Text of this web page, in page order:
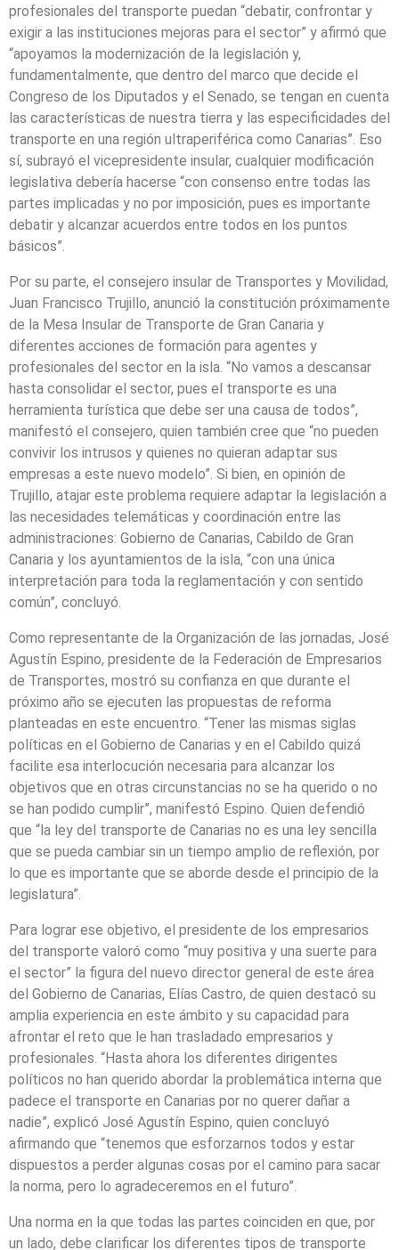
profesionales del transporte puedan “debatir, confrontar y
exigir a las instituciones mejoras para el sector” y afirmó que
“apoyamos la modernización de la legislación y,
fundamentalmente, que dentro del marco que decide el
Congreso de los Diputados y el Senado, se tengan en cuenta
las características de nuestra tierra y las especificidades del
transporte en una región ultraperiférica como Canarias”. Eso
sí, subrayó el vicepresidente insular, cualquier modificación
legislativa debería hacerse “con consenso entre todas las
partes implicadas y no por imposición, pues es importante
debatir y alcanzar acuerdos entre todos en los puntos
básicos”.
Por su parte, el consejero insular de Transportes y Movilidad,
Juan Francisco Trujillo, anunció la constitución próximamente
de la Mesa Insular de Transporte de Gran Canaria y
diferentes acciones de formación para agentes y
profesionales del sector en la isla. “No vamos a descansar
hasta consolidar el sector, pues el transporte es una
herramienta turística que debe ser una causa de todos”,
manifestó el consejero, quien también cree que “no pueden
convivir los intrusos y quienes no quieran adaptar sus
empresas a este nuevo modelo”. Si bien, en opinión de
Trujillo, atajar este problema requiere adaptar la legislación a
las necesidades telemáticas y coordinación entre las
administraciones: Gobierno de Canarias, Cabildo de Gran
Canaria y los ayuntamientos de la isla, “con una única
interpretación para toda la reglamentación y con sentido
común”, concluyó.
Como representante de la Organización de las jornadas, José
Agustín Espino, presidente de la Federación de Empresarios
de Transportes, mostró su confianza en que durante el
próximo año se ejecuten las propuestas de reforma
planteadas en este encuentro. “Tener las mismas siglas
políticas en el Gobierno de Canarias y en el Cabildo quizá
facilite esa interlocución necesaria para alcanzar los
objetivos que en otras circunstancias no se ha querido o no
se han podido cumplir”, manifestó Espino. Quien defendió
que “la ley del transporte de Canarias no es una ley sencilla
que se pueda cambiar sin un tiempo amplio de reflexión, por
lo que es importante que se aborde desde el principio de la
legislatura”.
Para lograr ese objetivo, el presidente de los empresarios
del transporte valoró como “muy positiva y una suerte para
el sector” la figura del nuevo director general de este área
del Gobierno de Canarias, Elías Castro, de quien destacó su
amplia experiencia en este ámbito y su capacidad para
afrontar el reto que le han trasladado empresarios y
profesionales. “Hasta ahora los diferentes dirigentes
políticos no han querido abordar la problemática interna que
padece el transporte en Canarias por no querer dañar a
nadie”, explicó José Agustín Espino, quien concluyó
afirmando que “tenemos que esforzarnos todos y estar
dispuestos a perder algunas cosas por el camino para sacar
la norma, pero lo agradeceremos en el futuro”.
Una norma en la que todas las partes coinciden en que, por
un lado, debe clarificar los diferentes tipos de transporte